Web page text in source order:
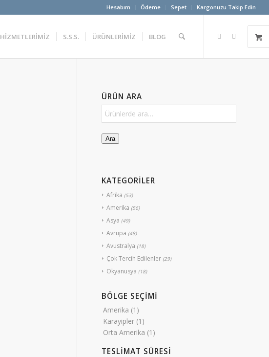
Hesabım Ödeme Sepet Kargonuzu Takip Edin
HİZMETLERİMİZ S.S.S. ÜRÜNLERİMİZ BLOG
ÜRÜN ARA
Ara
KATEGORİLER
Afrika (53)
Amerika (56)
Asya (49)
Avrupa (48)
Avustralya (18)
Çok Tercih Edilenler (29)
Okyanusya (18)
BÖLGE SEÇİMİ
Amerika (1)
Karayipler (1)
Orta Amerika (1)
TESLİMAT SÜRESİ